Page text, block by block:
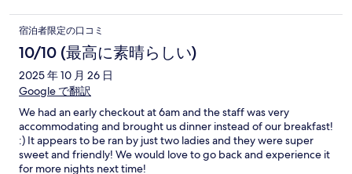
宿泊者限定の口コミ
10/10 (最高に素晴らしい)
2025 年 10 月 26 日
Google で翻訳
We had an early checkout at 6am and the staff was very
accommodating and brought us dinner instead of our breakfast!
:) It appears to be ran by just two ladies and they were super
sweet and friendly! We would love to go back and experience it
for more nights next time!